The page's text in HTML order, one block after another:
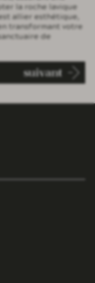
la roche lavique
allier esthétique,
transformant votre
de
suivant